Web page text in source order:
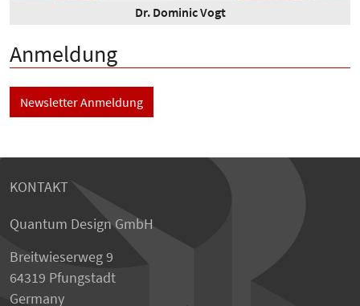
Dr. Dominic Vogt
Anmeldung
Newsletter Anmeldung
KONTAKT
Quantum Design GmbH
Breitwieserweg 9
64319 Pfungstadt
Germany